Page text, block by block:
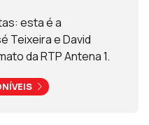
esta é a
Teixeira e David
da RTP Antena 1.